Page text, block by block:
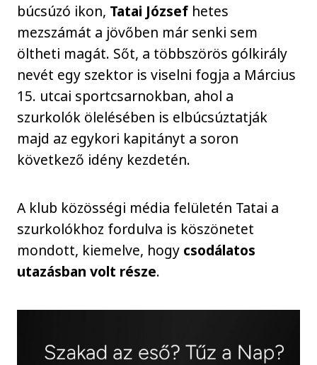
búcsúzó ikon, Tatai József hetes
mezszámát a jövőben már senki sem
öltheti magát. Sőt, a többszörös gólkirály
nevét egy szektor is viselni fogja a Március
15. utcai sportcsarnokban, ahol a
szurkolók ölelésében is elbúcsúztatják
majd az egykori kapitányt a soron
következő idény kezdetén.
A klub közösségi média felületén Tatai a
szurkolókhoz fordulva is köszönetet
mondott, kiemelve, hogy csodálatos
utazásban volt része.